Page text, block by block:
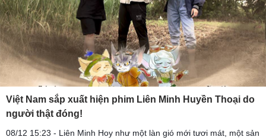
Việt Nam sắp xuất hiện phim Liên Minh Huyền Thoại do
người thật đóng!
08/12 15:23 - Liên Minh Hoy như một làn gió mới tươi mát, một sản